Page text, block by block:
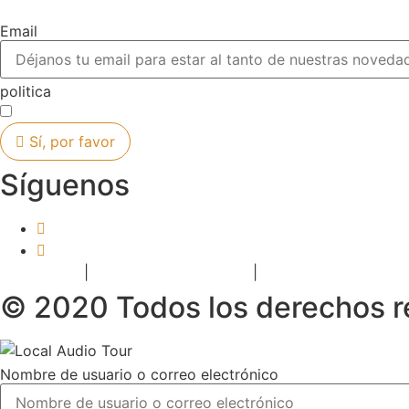
Email
politica
Sí, por favor
Síguenos
© 2020 Todos los derechos
Nombre de usuario o correo electrónico